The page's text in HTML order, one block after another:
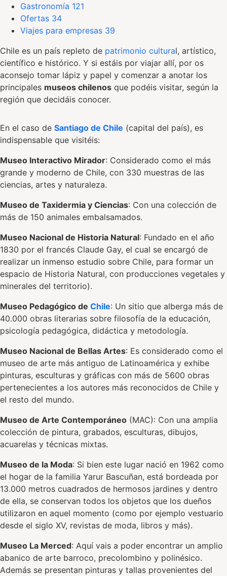
Gastronomía 121
Ofertas 34
Viajes para empresas 39
Chile es un país repleto de patrimonio cultural, artístico,
científico e histórico. Y si estáis por viajar allí, por os
aconsejo tomar lápiz y papel y comenzar a anotar los
principales museos chilenos que podéis visitar, según la
región que decidáis conocer.
En el caso de Santiago de Chile (capital del país), es
indispensable que visitéis:
Museo Interactivo Mirador: Considerado como el más
grande y moderno de Chile, con 330 muestras de las
ciencias, artes y naturaleza.
Museo de Taxidermia y Ciencias: Con una colección de
más de 150 animales embalsamados.
Museo Nacional de Historia Natural: Fundado en el año
1830 por el francés Claude Gay, el cual se encargó de
realizar un inmenso estudio sobre Chile, para formar un
espacio de Historia Natural, con producciones vegetales y
minerales del territorio).
Museo Pedagógico de Chile: Un sitio que alberga más de
40.000 obras literarias sobre filosofía de la educación,
psicología pedagógica, didáctica y metodología.
Museo Nacional de Bellas Artes: Es considerado como el
museo de arte más antiguo de Latinoamérica y exhibe
pinturas, esculturas y gráficas con más de 5600 obras
pertenecientes a los autores más reconocidos de Chile y
el resto del mundo.
Museo de Arte Contemporáneo (MAC): Con una amplia
colección de pintura, grabados, esculturas, dibujos,
acuarelas y técnicas mixtas.
Museo de la Moda: Si bien este lugar nació en 1962 como
el hogar de la familia Yarur Bascuñan, está bordeada por
13.000 metros cuadrados de hermosos jardines y dentro
de ella, se conservan todos los objetos que los dueños
utilizaron en aquel momento (como por ejemplo vestuario
desde el siglo XV, revistas de moda, libros y más).
Museo La Merced: Aquí vais a poder encontrar un amplio
abanico de arte barroco, precolombino y polinésico.
Además se presentan pinturas y tallas provenientes del